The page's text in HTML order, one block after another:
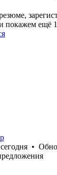
покажем ещё
сегодня •